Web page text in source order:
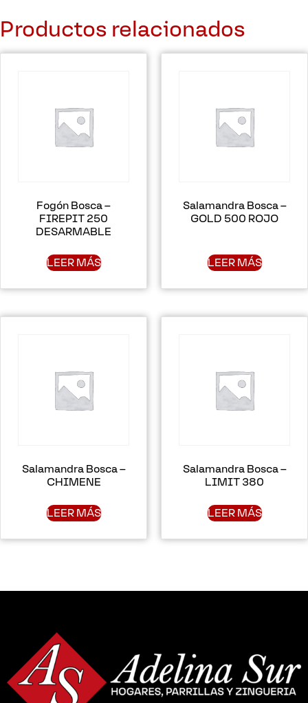
Productos relacionados
Fogón Bosca –
FIREPIT 250
DESARMABLE
LEER MÁS
Salamandra Bosca –
GOLD 500 ROJO
LEER MÁS
Salamandra Bosca –
CHIMENE
LEER MÁS
Salamandra Bosca –
LIMIT 380
LEER MÁS